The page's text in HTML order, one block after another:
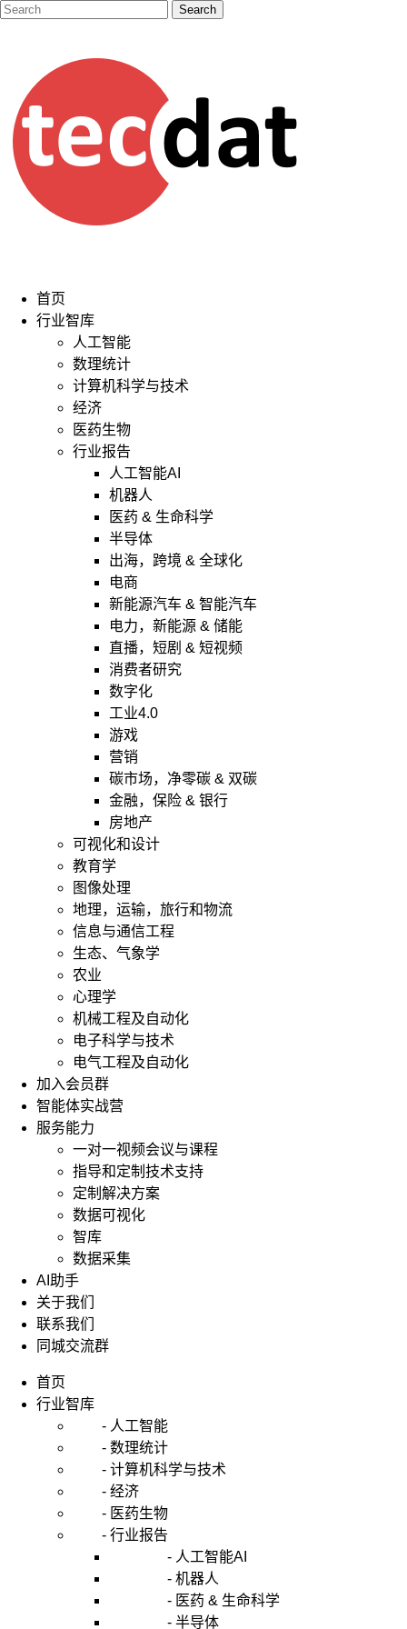
首页
行业智库
人工智能
数理统计
计算机科学与技术
经济
医药生物
行业报告
人工智能AI
机器人
医药 & 生命科学
半导体
出海，跨境 & 全球化
电商
新能源汽车 & 智能汽车
电力，新能源 & 储能
直播，短剧 & 短视频
消费者研究
数字化
工业4.0
游戏
营销
碳市场，净零碳 & 双碳
金融，保险 & 银行
房地产
可视化和设计
教育学
图像处理
地理，运输，旅行和物流
信息与通信工程
生态、气象学
农业
心理学
机械工程及自动化
电子科学与技术
电气工程及自动化
加入会员群
智能体实战营
服务能力
一对一视频会议与课程
指导和定制技术支持
定制解决方案
数据可视化
智库
数据采集
AI助手
关于我们
联系我们
同城交流群
首页
行业智库
- 人工智能
- 数理统计
- 计算机科学与技术
- 经济
- 医药生物
- 行业报告
- 人工智能AI
- 机器人
- 医药 & 生命科学
- 半导体